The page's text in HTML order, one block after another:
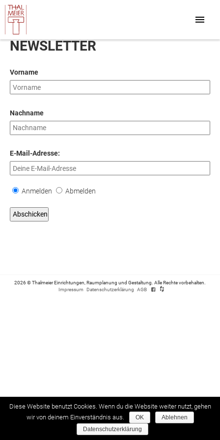
NEWSLETTER
Vorname
Nachname
E-Mail-Adresse:
Anmelden Abmelden
2026 © Thalmeier Einrichtungen, Raumplanung und Gestaltung. Alle Rechte vorbehalten.
Impressum
Datenschutzerklärung AGB
Diese Website benutzt Cookies. Wenn du die Website weiter nutzt, gehen
wir von deinem Einverständnis aus.
OK
Ablehnen
Datenschutzerklärung